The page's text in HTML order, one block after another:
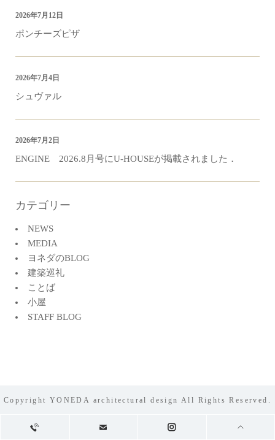
ポンチーズピザ
2026年7月12日
シュヴァル
2026年7月4日
ENGINE 2026.8月号にU-HOUSEが掲載されました．
2026年7月2日
カテゴリー
NEWS
MEDIA
ヨネダのBLOG
建築巡礼
ことば
小屋
STAFF BLOG
Copyright YONEDA architectural design All Rights Reserved.